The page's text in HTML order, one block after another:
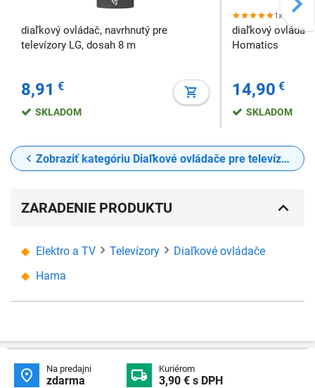
diaľkový ovládač, navrhnutý pre
televízory LG, dosah 8 m
8,91 €
SKLADOM
1x
diaľkový ovládač
Homatics
14,90 €
SKLADOM
Zobraziť kategóriu Diaľkové ovládače pre televízory
ZARADENIE PRODUKTU
Elektro a TV Televízory
Diaľkové ovládače
Hama
 Na predajni
zdarma  Kuriérom
3,90 € s DPH